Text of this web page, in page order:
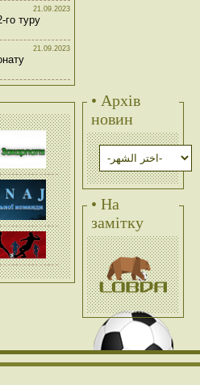
21.09.2023
го туру
21.09.2023
• Архів
новин
• На
замітку